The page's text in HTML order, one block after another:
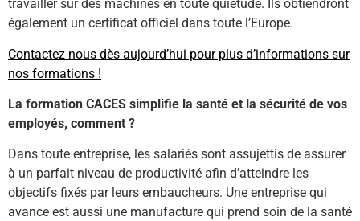
travailler sur des machines en toute quiétude. Ils obtiendront
également un certificat officiel dans toute l’Europe.
Contactez nous dès aujourd’hui pour plus d’informations sur
nos formations !
La formation CACES simplifie la santé et la sécurité de vos
employés, comment ?
Dans toute entreprise, les salariés sont assujettis de assurer
à un parfait niveau de productivité afin d’atteindre les
objectifs fixés par leurs embaucheurs. Une entreprise qui
avance est aussi une manufacture qui prend soin de la santé